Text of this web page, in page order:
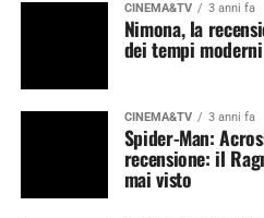
CINEMA&TV 3 anni fa
Nimona, la
dei tempi moderni
CINEMA&TV 3 anni fa
Spider-Man:
recensione: il
mai visto